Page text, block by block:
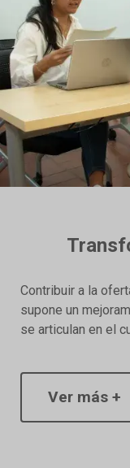
Contribuir a la
supone un
se articulan en el
Ver más +